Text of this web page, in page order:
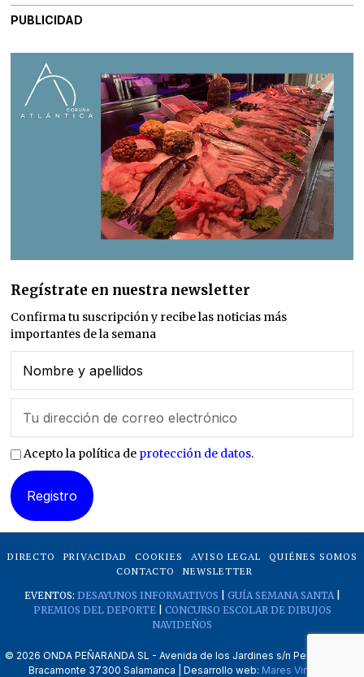
PUBLICIDAD
Regístrate en nuestra newsletter
Confirma tu suscripción y recibe las noticias más
importantes de la semana
Acepto la política de protección de datos.
DIRECTO PRIVACIDAD COOKIES AVISO LEGAL
QUIÉNES SOMOS
CONTACTO
NEWSLETTER
EVENTOS: DESAYUNOS INFORMATIVOS GUÍA SEMANA SANTA|
PREMIOS DEL DEPORTE| CONCURSO ESCOLAR DE DIBUJOS
NAVIDEÑOS
© 2026 ONDA PEÑARANDA SL - Avenida de los Jardines s/n Peñaranda de
Bracamonte 37300 Salamanca | Desarrollo web: Mares Virtuales